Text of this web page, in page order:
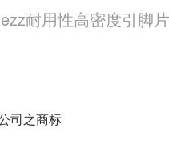
耐用性高密度引脚
司之商标